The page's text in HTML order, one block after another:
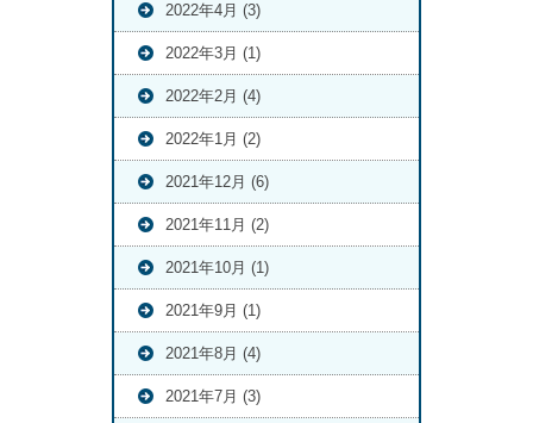
2022年4月 (3)
2022年3月 (1)
2022年2月 (4)
2022年1月 (2)
2021年12月 (6)
2021年11月 (2)
2021年10月 (1)
2021年9月 (1)
2021年8月 (4)
2021年7月 (3)